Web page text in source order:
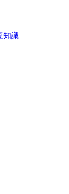
知識